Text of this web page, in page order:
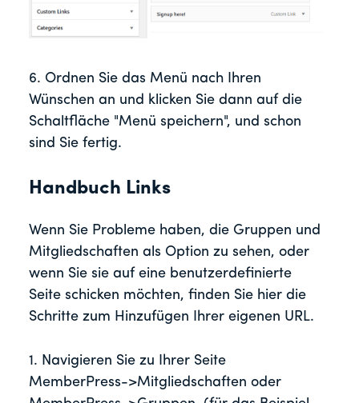
6. Ordnen Sie das Menü nach Ihren
Wünschen an und klicken Sie dann auf die
Schaltfläche "Menü speichern", und schon
sind Sie fertig.
Handbuch Links
Wenn Sie Probleme haben, die Gruppen und
Mitgliedschaften als Option zu sehen, oder
wenn Sie sie auf eine benutzerdefinierte
Seite schicken möchten, finden Sie hier die
Schritte zum Hinzufügen Ihrer eigenen URL.
1. Navigieren Sie zu Ihrer Seite
MemberPress->Mitgliedschaften oder